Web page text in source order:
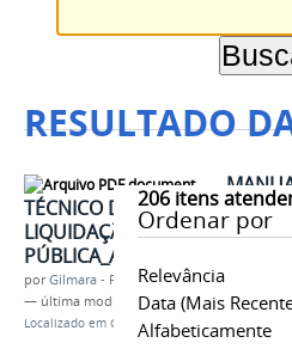
RESULTADO
206itens
Ordenar por
Relevância
Data (mais
Alfabeticamente
TÉCNICO DE
LIQUIDAÇÃO DA DESPESA
PÚBLICA_Alexandre Lopes.pdf
porGilmara - PRA
— última modificação09/05/2023 09h36
Localizado em Contents / Anexos